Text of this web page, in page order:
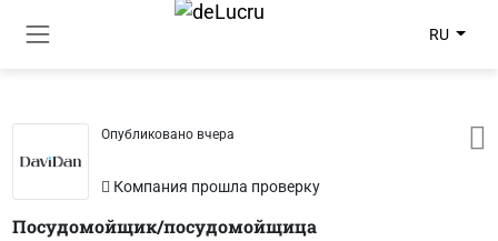
RU
Опубликовано вчера
Компания прошла проверку
Посудомойщик/посудомойщица